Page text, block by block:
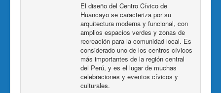
El diseño del Centro Cívico de
Huancayo se caracteriza por su
arquitectura moderna y funcional, con
amplios espacios verdes y zonas de
recreación para la comunidad local. Es
considerado uno de los centros cívicos
más importantes de la región central
del Perú, y es el lugar de muchas
celebraciones y eventos cívicos y
culturales.